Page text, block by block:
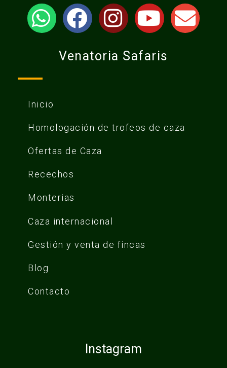
Venatoria Safaris
Inicio
Homologación de trofeos de caza
Ofertas de Caza
Recechos
Monterias
Caza internacional
Gestión y venta de fincas
Blog
Contacto
Instagram